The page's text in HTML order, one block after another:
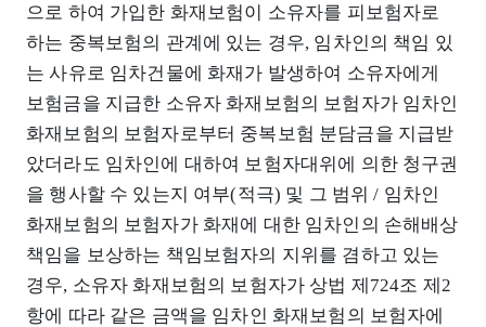
으로 하여 가입한 화재보험이 소유자를 피보험자로
하는 중복보험의 관계에 있는 경우, 임차인의 책임 있
는 사유로 임차건물에 화재가 발생하여 소유자에게
보험금을 지급한 소유자 화재보험의 보험자가 임차인
화재보험의 보험자로부터 중복보험 분담금을 지급받
았더라도 임차인에 대하여 보험자대위에 의한 청구권
을 행사할 수 있는지 여부(적극) 및 그 범위 / 임차인
화재보험의 보험자가 화재에 대한 임차인의 손해배상
책임을 보상하는 책임보험자의 지위를 겸하고 있는
경우, 소유자 화재보험의 보험자가 상법 제724조 제2
항에 따라 같은 금액을 임차인 화재보험의 보험자에